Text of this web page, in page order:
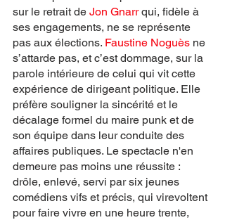
sur le retrait de Jon Gnarr qui, fidèle à
ses engagements, ne se représente
pas aux élections. Faustine Noguès ne
s’attarde pas, et c’est dommage, sur la
parole intérieure de celui qui vit cette
expérience de dirigeant politique. Elle
préfère souligner la sincérité et le
décalage formel du maire punk et de
son équipe dans leur conduite des
affaires publiques. Le spectacle n'en
demeure pas moins une réussite :
drôle, enlevé, servi par six jeunes
comédiens vifs et précis, qui virevoltent
pour faire vivre en une heure trente,